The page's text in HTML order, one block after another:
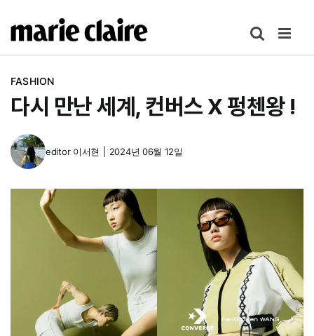
텐
FASHION
다시 만난 세계, 컨버스 X 펑첸왕 !
editor 이서현 2024년 06월 12일